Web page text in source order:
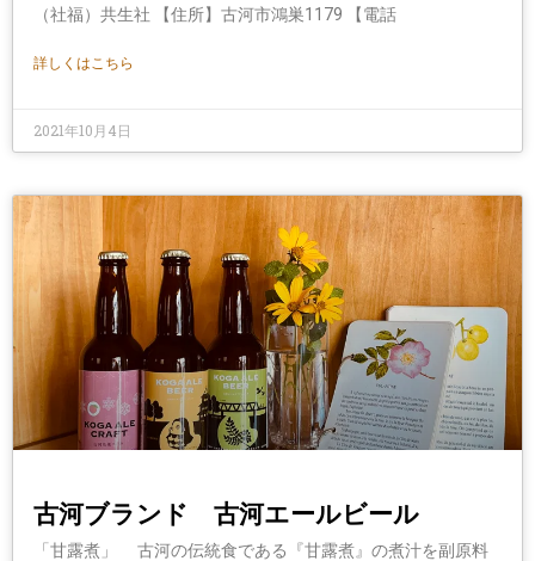
（社福）共生社 【住所】古河市鴻巣1179 【電話
詳しくはこちら
2021年10月4日
古河ブランド 古河エールビール
「甘露煮」 古河の伝統食である『甘露煮』の煮汁を副原料